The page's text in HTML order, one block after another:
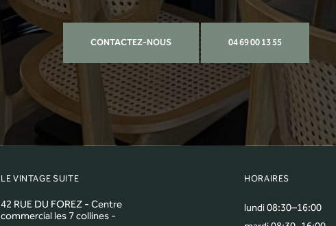
CONTACTEZ-NOUS 04 69 00 13 55
LE VINTAGE SUITE
42 RUE DU FOREZ - Centre
commercial les 7 collines -
HORAIRES
lundi 08:30–16:00